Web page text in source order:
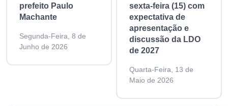
prefeito Paulo
Machante
Segunda-Feira, 8 de
Junho de 2026
sexta-feira (15) com
expectativa de
apresentação e
discussão da LDO
de 2027
Quarta-Feira, 13 de
Maio de 2026